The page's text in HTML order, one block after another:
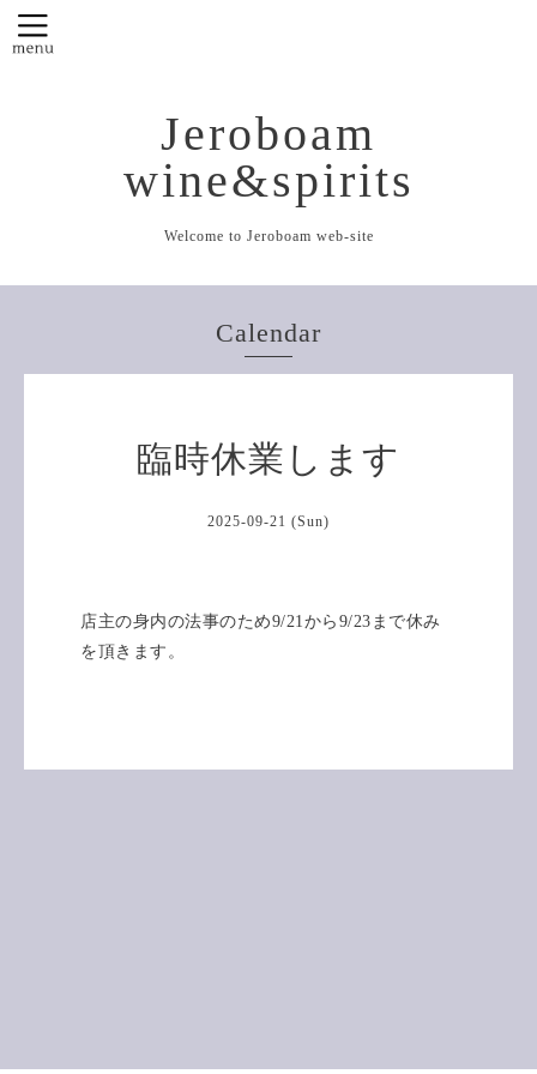
Jeroboam
wine&spirits
Welcome to Jeroboam web-site
Calendar
臨時休業します
2025-09-21 (Sun)
店主の身内の法事のため9/21から9/23まで休み
を頂きます。